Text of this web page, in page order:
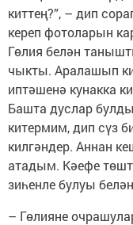
киттең?”, – дип
кереп фотоларын
Гөлия белән
чыкты. Аралашып
иптәшенә кунакка
Башта дуслар
китермим, дип сүз
килгәндер. Аннан
атадым. Кәефе
зиһенле булуы
– Гөлияне